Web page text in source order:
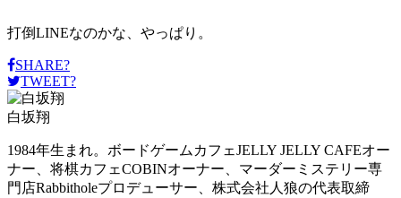
打倒LINEなのかな、やっぱり。
SHARE?
TWEET?
白坂翔
1984年生まれ。ボードゲームカフェJELLY JELLY CAFEオー
ナー、将棋カフェCOBINオーナー、マーダーミステリー専
門店Rabbitholeプロデューサー、株式会社人狼の代表取締